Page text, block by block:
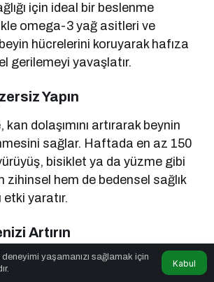
için ideal bir beslenme
omega-3 yağ asitleri ve
hücrelerini koruyarak hafıza
gerilemeyi yavaşlatır.
Yapın
dolaşımını artırarak beynin
sağlar. Haftada en az 150
bisiklet ya da yüzme gibi
zihinsel hem de bedensel sağlık
yaratır.
Artırın
uyku, zamanla beyin
yaşamanızı sağlamak için
Kabul